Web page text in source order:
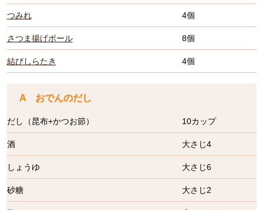
つみれ 4個
さつま揚げボール 8個
結びしらたき 4個
A おでんのだし
だし（昆布+かつお節） 10カップ
酒 大さじ4
しょうゆ 大さじ6
砂糖 大さじ2